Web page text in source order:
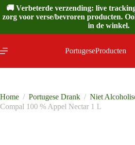
Ga
naar
de
🚚 Verbeterde verzending: live
zorg voor verse/bevroren producten.
in de winkel.
PortugeseProducten
Home / Portugese Drank / Niet
Compal 100 % Appel Nectar 1 L